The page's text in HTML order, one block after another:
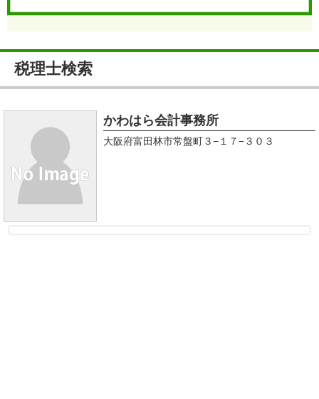
税理士検索
かわはら会計事務所
大阪府富田林市常盤町３−１７−３０３